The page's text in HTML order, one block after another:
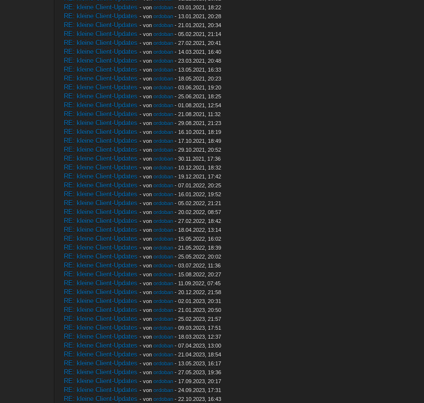
RE: kleine Client-Updates - vonordoban - 03.01.2021, 18:22
RE: kleine Client-Updates - vonordoban - 13.01.2021, 20:28
RE: kleine Client-Updates - vonordoban - 21.01.2021, 20:34
RE: kleine Client-Updates - vonordoban - 05.02.2021, 21:14
RE: kleine Client-Updates - vonordoban - 27.02.2021, 20:41
RE: kleine Client-Updates - vonordoban - 14.03.2021, 16:40
RE: kleine Client-Updates - vonordoban - 23.03.2021, 20:48
RE: kleine Client-Updates - vonordoban - 13.05.2021, 16:33
RE: kleine Client-Updates - vonordoban - 18.05.2021, 20:23
RE: kleine Client-Updates - vonordoban - 03.06.2021, 19:20
RE: kleine Client-Updates - vonordoban - 25.06.2021, 18:25
RE: kleine Client-Updates - vonordoban - 01.08.2021, 12:54
RE: kleine Client-Updates - vonordoban - 21.08.2021, 11:32
RE: kleine Client-Updates - vonordoban - 29.08.2021, 21:23
RE: kleine Client-Updates - vonordoban - 16.10.2021, 18:19
RE: kleine Client-Updates - vonordoban - 17.10.2021, 18:49
RE: kleine Client-Updates - vonordoban - 29.10.2021, 20:52
RE: kleine Client-Updates - vonordoban - 30.11.2021, 17:36
RE: kleine Client-Updates - vonordoban - 10.12.2021, 18:32
RE: kleine Client-Updates - vonordoban - 19.12.2021, 17:42
RE: kleine Client-Updates - vonordoban - 07.01.2022, 20:25
RE: kleine Client-Updates - vonordoban - 16.01.2022, 19:52
RE: kleine Client-Updates - vonordoban - 05.02.2022, 21:21
RE: kleine Client-Updates - vonordoban - 20.02.2022, 08:57
RE: kleine Client-Updates - vonordoban - 27.02.2022, 18:42
RE: kleine Client-Updates - vonordoban - 18.04.2022, 13:14
RE: kleine Client-Updates - vonordoban - 15.05.2022, 16:02
RE: kleine Client-Updates - vonordoban - 21.05.2022, 18:39
RE: kleine Client-Updates - vonordoban - 25.05.2022, 20:02
RE: kleine Client-Updates - vonordoban - 03.07.2022, 11:36
RE: kleine Client-Updates - vonordoban - 15.08.2022, 20:27
RE: kleine Client-Updates - vonordoban - 11.09.2022, 07:45
RE: kleine Client-Updates - vonordoban - 20.12.2022, 21:58
RE: kleine Client-Updates - vonordoban - 02.01.2023, 20:31
RE: kleine Client-Updates - vonordoban - 21.01.2023, 20:50
RE: kleine Client-Updates - vonordoban - 25.02.2023, 21:57
RE: kleine Client-Updates - vonordoban - 09.03.2023, 17:51
RE: kleine Client-Updates - vonordoban - 18.03.2023, 12:37
RE: kleine Client-Updates - vonordoban - 07.04.2023, 13:00
RE: kleine Client-Updates - vonordoban - 21.04.2023, 18:54
RE: kleine Client-Updates - vonordoban - 13.05.2023, 16:17
RE: kleine Client-Updates - vonordoban - 27.05.2023, 19:36
RE: kleine Client-Updates - vonordoban - 17.09.2023, 20:17
RE: kleine Client-Updates - vonordoban - 24.09.2023, 17:31
RE: kleine Client-Updates - vonordoban - 22.10.2023, 16:43